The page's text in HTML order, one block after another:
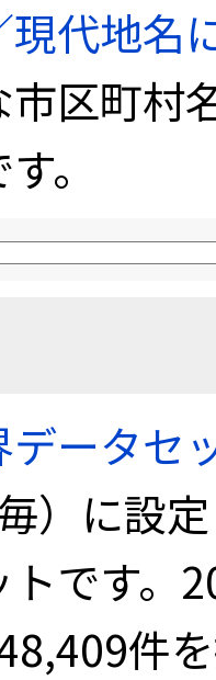
代地名
市区町村
。
ータセ
）に設
です。
件